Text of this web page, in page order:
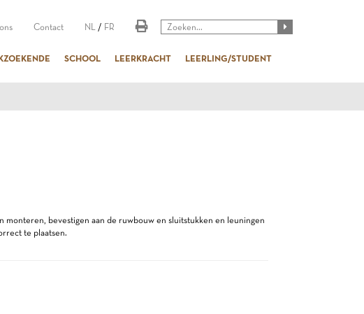
Contact NL / FR
SCHOOL LEERKRACHT LEERLING/STUDENT
bevestigen aan de ruwbouw en sluitstukken en leuningen
te plaatsen.